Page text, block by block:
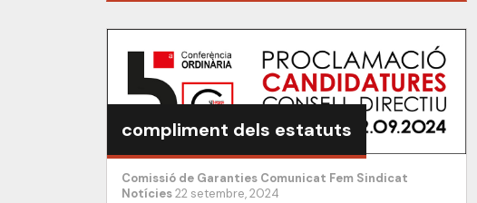
compliment dels estatuts
Comissió de Garanties Comunicat Fem Sindicat
Notícies22 setembre, 2024